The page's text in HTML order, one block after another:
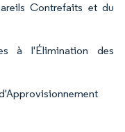
Contrefaits et du
à l'Élimination des